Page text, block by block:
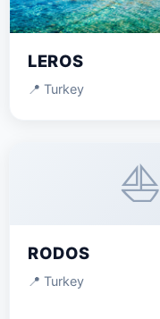
LEROS
📍 Turkey
⛵
RODOS
📍 Turkey